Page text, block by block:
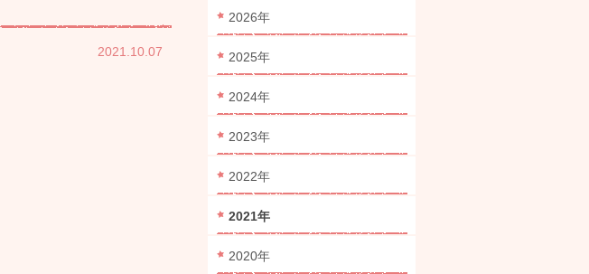
2021.10.07
2026年
2025年
2024年
2023年
2022年
2021年
2020年